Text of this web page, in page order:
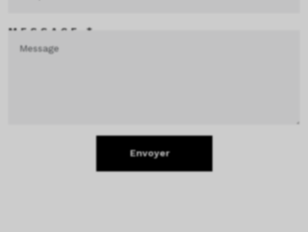
MESSAGE *
Envoyer